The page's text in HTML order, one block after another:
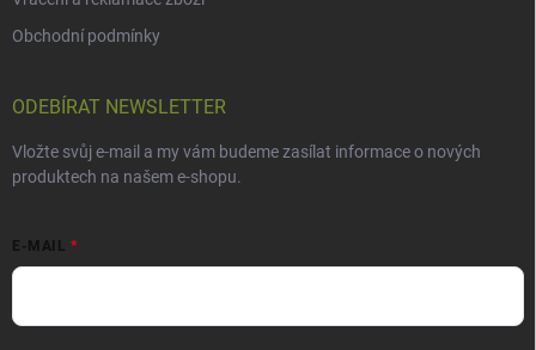
Obchodní podmínky
ODEBÍRAT NEWSLETTER
Vložte svůj e-mail a my vám budeme zasílat informace o nových
produktech na našem e-shopu.
E-MAIL